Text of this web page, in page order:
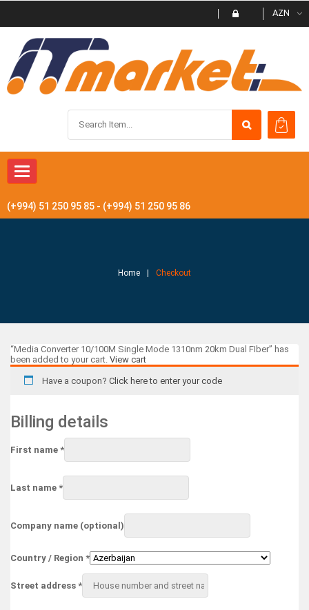
AZN
Toggle
navigation
(+994) 51 250 95 85 - (+994) 51 250 95 86
Home Checkout
“Media Converter 10/100M Single Mode 1310nm 20km Dual FIber” has
been added to your cart. View cart
Have a coupon? Click here to enter your code
Billing details
First name *
Last name *
Company name (optional)
Country / Region *
Street address *